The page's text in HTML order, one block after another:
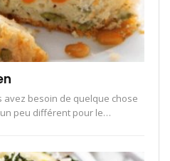
avez besoin de quelque chose
peu différent pour le…